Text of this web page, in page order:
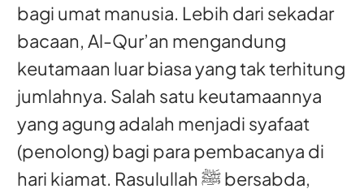
bagi umat manusia. Lebih dari sekadar
bacaan, Al-Qur’an mengandung
keutamaan luar biasa yang tak terhitung
jumlahnya. Salah satu keutamaannya
yang agung adalah menjadi syafaat
(penolong) bagi para pembacanya di
hari kiamat. Rasulullah ﷺ bersabda,